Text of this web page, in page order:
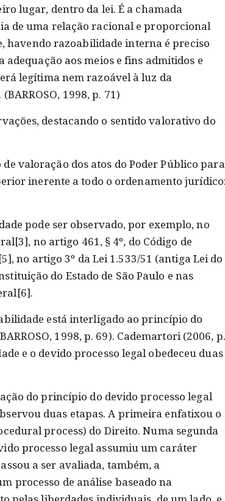
lugar, dentro da lei. É a chamada
de uma relação racional e proporcional
havendo razoabilidade interna é preciso
aos meios e fins admitidos e
legítima nem razoável à luz da
1998, p. 71)
destacando o sentido valorativo do
valoração dos atos do Poder Público para
inerente a todo o ordenamento
pode ser observado, por exemplo, no
no artigo 461, § 4º, do Código de
no artigo 3º da Lei 1.533/51 (antiga Lei do
do Estado de São Paulo e nas
está interligado ao princípio do
1998, p. 69). Cademartori (2006, p.
e o devido processo legal obedeceu duas
do princípio do devido processo legal
duas etapas. A primeira enfatixou o
process) do Direito. Numa segunda
processo legal assumiu um caráter
a ser avaliada, também, a
processo de análise baseado na